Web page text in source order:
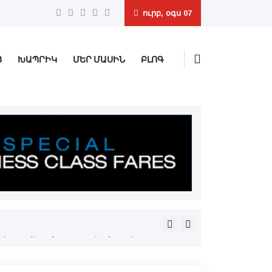
ուրբ, օգս 07
ԽԱՊՐԻԿ ՄԵՐ ՄԱՍԻՆ ԲԼՈԳ
Ամբողջն ավելի մեծ է, քան